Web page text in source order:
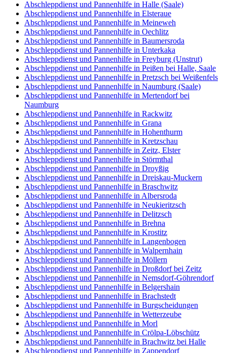
Abschleppdienst und Pannenhilfe in Halle (Saale)
Abschleppdienst und Pannenhilfe in Elsteraue
Abschleppdienst und Pannenhilfe in Meineweh
Abschleppdienst und Pannenhilfe in Oechlitz
Abschleppdienst und Pannenhilfe in Baumersroda
Abschleppdienst und Pannenhilfe in Unterkaka
Abschleppdienst und Pannenhilfe in Freyburg (Unstrut)
Abschleppdienst und Pannenhilfe in Peißen bei Halle, Saale
Abschleppdienst und Pannenhilfe in Pretzsch bei Weißenfels
Abschleppdienst und Pannenhilfe in Naumburg (Saale)
Abschleppdienst und Pannenhilfe in Mertendorf bei
Naumburg
Abschleppdienst und Pannenhilfe in Rackwitz
Abschleppdienst und Pannenhilfe in Grana
Abschleppdienst und Pannenhilfe in Hohenthurm
Abschleppdienst und Pannenhilfe in Kretzschau
Abschleppdienst und Pannenhilfe in Zeitz, Elster
Abschleppdienst und Pannenhilfe in Störmthal
Abschleppdienst und Pannenhilfe in Droyßig
Abschleppdienst und Pannenhilfe in Dreiskau-Muckern
Abschleppdienst und Pannenhilfe in Braschwitz
Abschleppdienst und Pannenhilfe in Albersroda
Abschleppdienst und Pannenhilfe in Neukieritzsch
Abschleppdienst und Pannenhilfe in Delitzsch
Abschleppdienst und Pannenhilfe in Brehna
Abschleppdienst und Pannenhilfe in Krostitz
Abschleppdienst und Pannenhilfe in Langenbogen
Abschleppdienst und Pannenhilfe in Walpernhain
Abschleppdienst und Pannenhilfe in Möllern
Abschleppdienst und Pannenhilfe in Droßdorf bei Zeitz
Abschleppdienst und Pannenhilfe in Nemsdorf-Göhrendorf
Abschleppdienst und Pannenhilfe in Belgershain
Abschleppdienst und Pannenhilfe in Brachstedt
Abschleppdienst und Pannenhilfe in Burgscheidungen
Abschleppdienst und Pannenhilfe in Wetterzeube
Abschleppdienst und Pannenhilfe in Morl
Abschleppdienst und Pannenhilfe in Crölpa-Löbschütz
Abschleppdienst und Pannenhilfe in Brachwitz bei Halle
Abschleppdienst und Pannenhilfe in Zappendorf